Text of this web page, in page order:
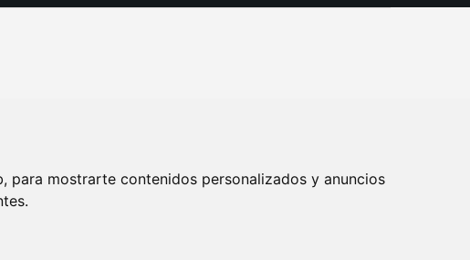
para mostrarte contenidos personalizados y anuncios